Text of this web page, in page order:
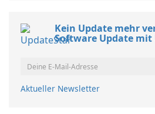
Kein Update mehr
Software Update mit
Aktueller Newsletter